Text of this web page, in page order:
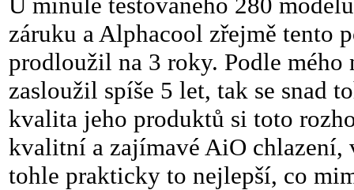
záruku a Alphacool zřejmě tento
prodloužil na 3 roky. Podle
zasloužil spíše 5 let, tak se snad
kvalita jeho produktů si toto
kvalitní a zajímavé AiO chlazení,
tohle prakticky to nejlepší, co